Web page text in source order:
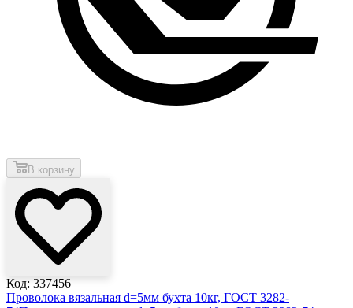
В корзину
Код: 337456
Проволока вязальная d=5мм бухта 10кг, ГОСТ 3282-